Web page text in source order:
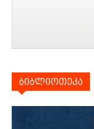
ბიბლიოთეკა